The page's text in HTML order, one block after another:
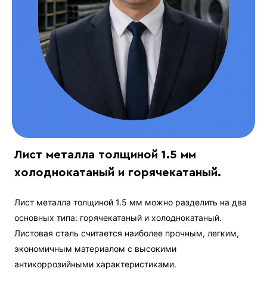
Лист металла толщиной 1.5 мм
холоднокатаный и горячекатаный.
Лист металла толщиной 1.5 мм можно разделить на два
основных типа: горячекатаный и холоднокатаный.
Листовая сталь считается наиболее прочным, легким,
экономичным материалом с высокими
антикоррозийными характеристиками.